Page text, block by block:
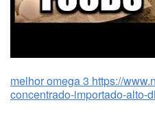
melhor omega 3 https://
concentrado-importado-alto-